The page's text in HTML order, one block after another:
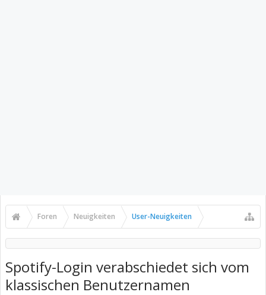
Foren Neuigkeiten User-Neuigkeiten
Spotify-Login verabschiedet sich vom
klassischen Benutzernamen